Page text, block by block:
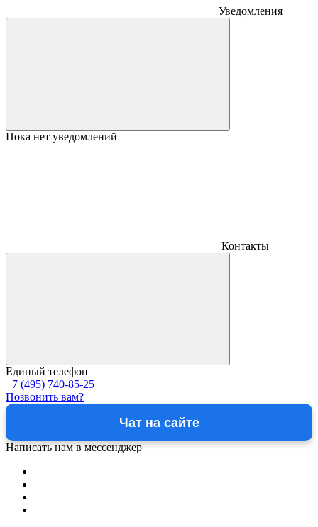
Уведомления
Пока нет уведомлений
Контакты
Единый телефон
+7 (495) 740-85-25
Позвонить вам?
Чат на сайте
Написать нам в мессенджер